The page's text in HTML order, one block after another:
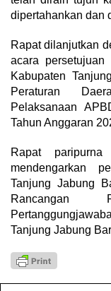
dipertahankan dan
Rapat dilanjutkan
acara
Kabupaten
Peraturan
Pelaksanaan
Tahun Anggaran
Rapat
mendengarkan
Tanjung Jabung
Rancangan
Tanjung Jabung